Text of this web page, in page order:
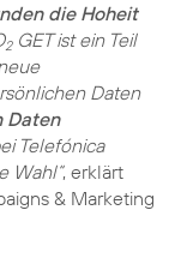
die Hoheit
2GET ist ein Teil
Daten
Daten
Telefónica
Wahl“, erklärt
& Marketing